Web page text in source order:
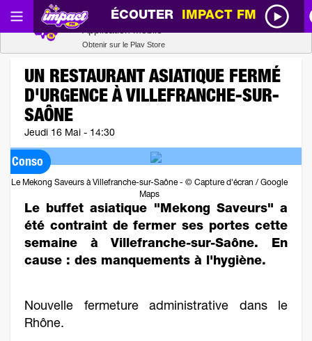
ÉCOUTER IMPACT FM
UN RESTAURANT ASIATIQUE FERMÉ
D'URGENCE À VILLEFRANCHE-SUR-
SAÔNE
Jeudi 16 Mai - 14:30
Conso
Le Mekong Saveurs à Villefranche-sur-Saône - © Capture d'écran / Google
Maps
Le buffet asiatique "Mekong Saveurs" a
été contraint de fermer ses portes cette
semaine à Villefranche-sur-Saône. En
cause : des manquements à l'hygiène.
Nouvelle fermeture administrative dans le
Rhône.
Radio SCOOP
Obtenir sur le Play Store
Télécharger